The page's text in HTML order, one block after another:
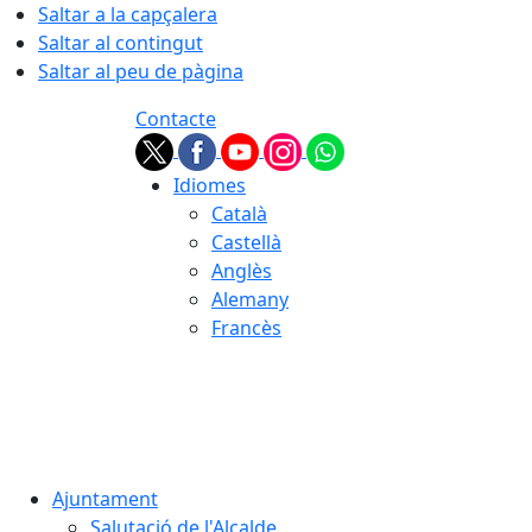
Saltar a la capçalera
Saltar al contingut
Saltar al peu de pàgina
Contacte
Idiomes
Català
Castellà
Anglès
Alemany
Francès
Ajuntament